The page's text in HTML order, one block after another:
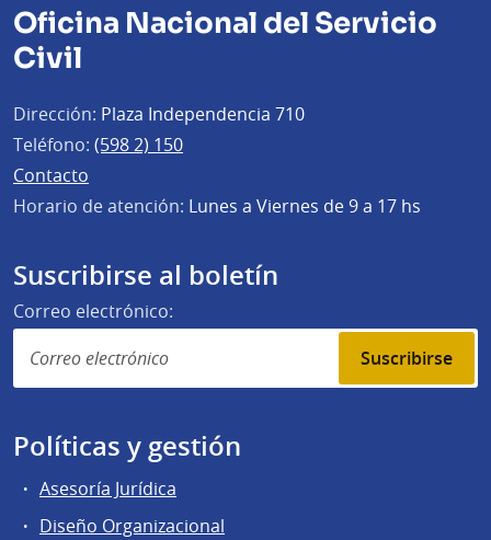
Oficina Nacional del Servicio
Civil
Dirección: Plaza Independencia 710
Teléfono: (598 2) 150
Contacto
Horario de atención: Lunes a Viernes de 9 a 17 hs
Suscribirse al boletín
Correo electrónico:
Suscribirse
Políticas y gestión
Asesoría Jurídica
Diseño Organizacional